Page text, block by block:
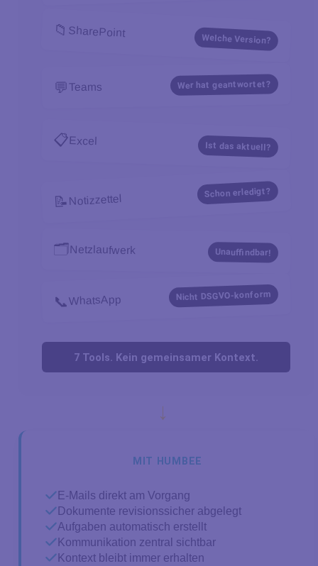
📁SharePoint Welche Version?
💬Teams Wer hat geantwortet?
📋Excel Ist das aktuell?
📝Notizzettel
Schon erledigt?
🗂️Netzlaufwerk Unauffindbar!
📞WhatsApp Nicht DSGVO-konform
7 Tools. Kein gemeinsamer Kontext.
→
MIT HUMBEE
E-Mails direkt am Vorgang
Dokumente revisionssicher abgelegt
Aufgaben automatisch erstellt
Kommunikation zentral sichtbar
Kontext bleibt immer erhalten